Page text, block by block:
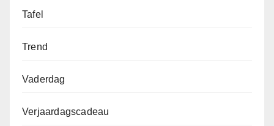
Tafel
Trend
Vaderdag
Verjaardagscadeau